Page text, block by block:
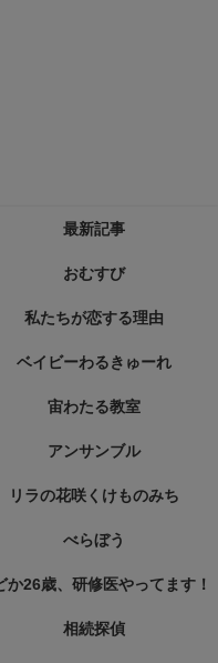
最新記事
おむすび
私たちが恋する理由
ベイビーわるきゅーれ
宙わたる教室
アンサンブル
リラの花咲くけものみち
べらぼう
か26歳、研修医やってます！
相続探偵